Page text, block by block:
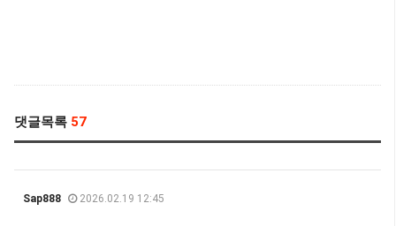
댓글목록 57
Sap888 2026.02.19 12:45